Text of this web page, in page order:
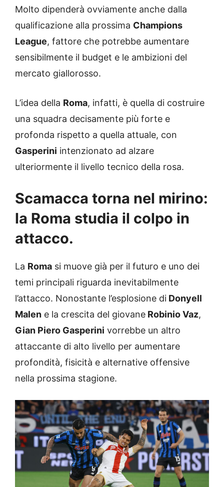
Molto dipenderà ovviamente anche dalla
qualificazione alla prossima Champions
League, fattore che potrebbe aumentare
sensibilmente il budget e le ambizioni del
mercato giallorosso.
L’idea della Roma, infatti, è quella di costruire
una squadra decisamente più forte e
profonda rispetto a quella attuale, con
Gasperini intenzionato ad alzare
ulteriormente il livello tecnico della rosa.
Scamacca torna nel mirino:
la Roma studia il colpo in
attacco.
La Roma si muove già per il futuro e uno dei
temi principali riguarda inevitabilmente
l’attacco. Nonostante l’esplosione di Donyell
Malen e la crescita del giovane Robinio Vaz,
Gian Piero Gasperini vorrebbe un altro
attaccante di alto livello per aumentare
profondità, fisicità e alternative offensive
nella prossima stagione.